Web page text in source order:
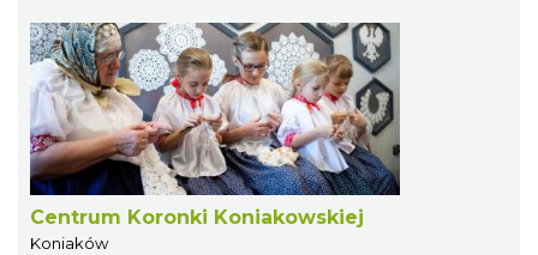
Centrum Koronki Koniakowskiej
Koniaków